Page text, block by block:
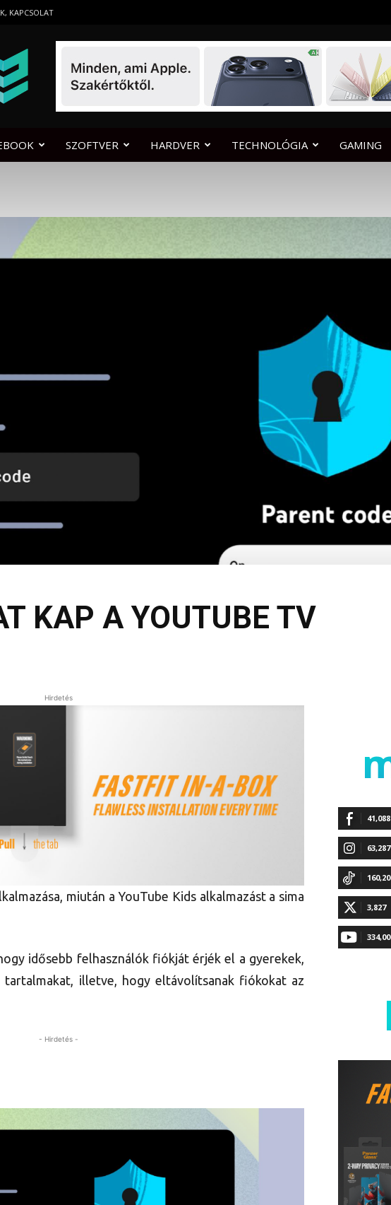
KAPCSOLAT
SZOFTVER HARDVER TECHNOLÓGIA GAMING
KAP A YOUTUBE TV
Hirdetés
miután a YouTube Kids alkalmazást a sima
idősebb felhasználók fiókját érjék el a gyerekek,
tartalmakat, illetve, hogy eltávolítsanak fiókokat az
- Hirdetés -
41,088
63,287
3,827